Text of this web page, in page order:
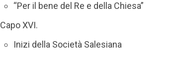
“Per il bene del Re e della Chiesa”
Capo XVI.
Inizi della Società Salesiana